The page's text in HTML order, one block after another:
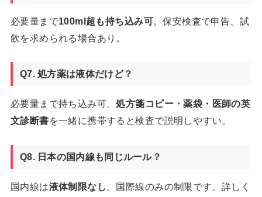
必要量まで100ml超も持ち込み可。保安検査で申告、試
飲を求められる場合あり。
Q7. 処方薬は液体だけど？
必要量まで持ち込み可。処方箋コピー・薬袋・医師の英
文診断書を一緒に携帯すると検査で説明しやすい。
Q8. 日本の国内線も同じルール？
国内線は液体制限なし 。国際線のみの制限です。詳しく